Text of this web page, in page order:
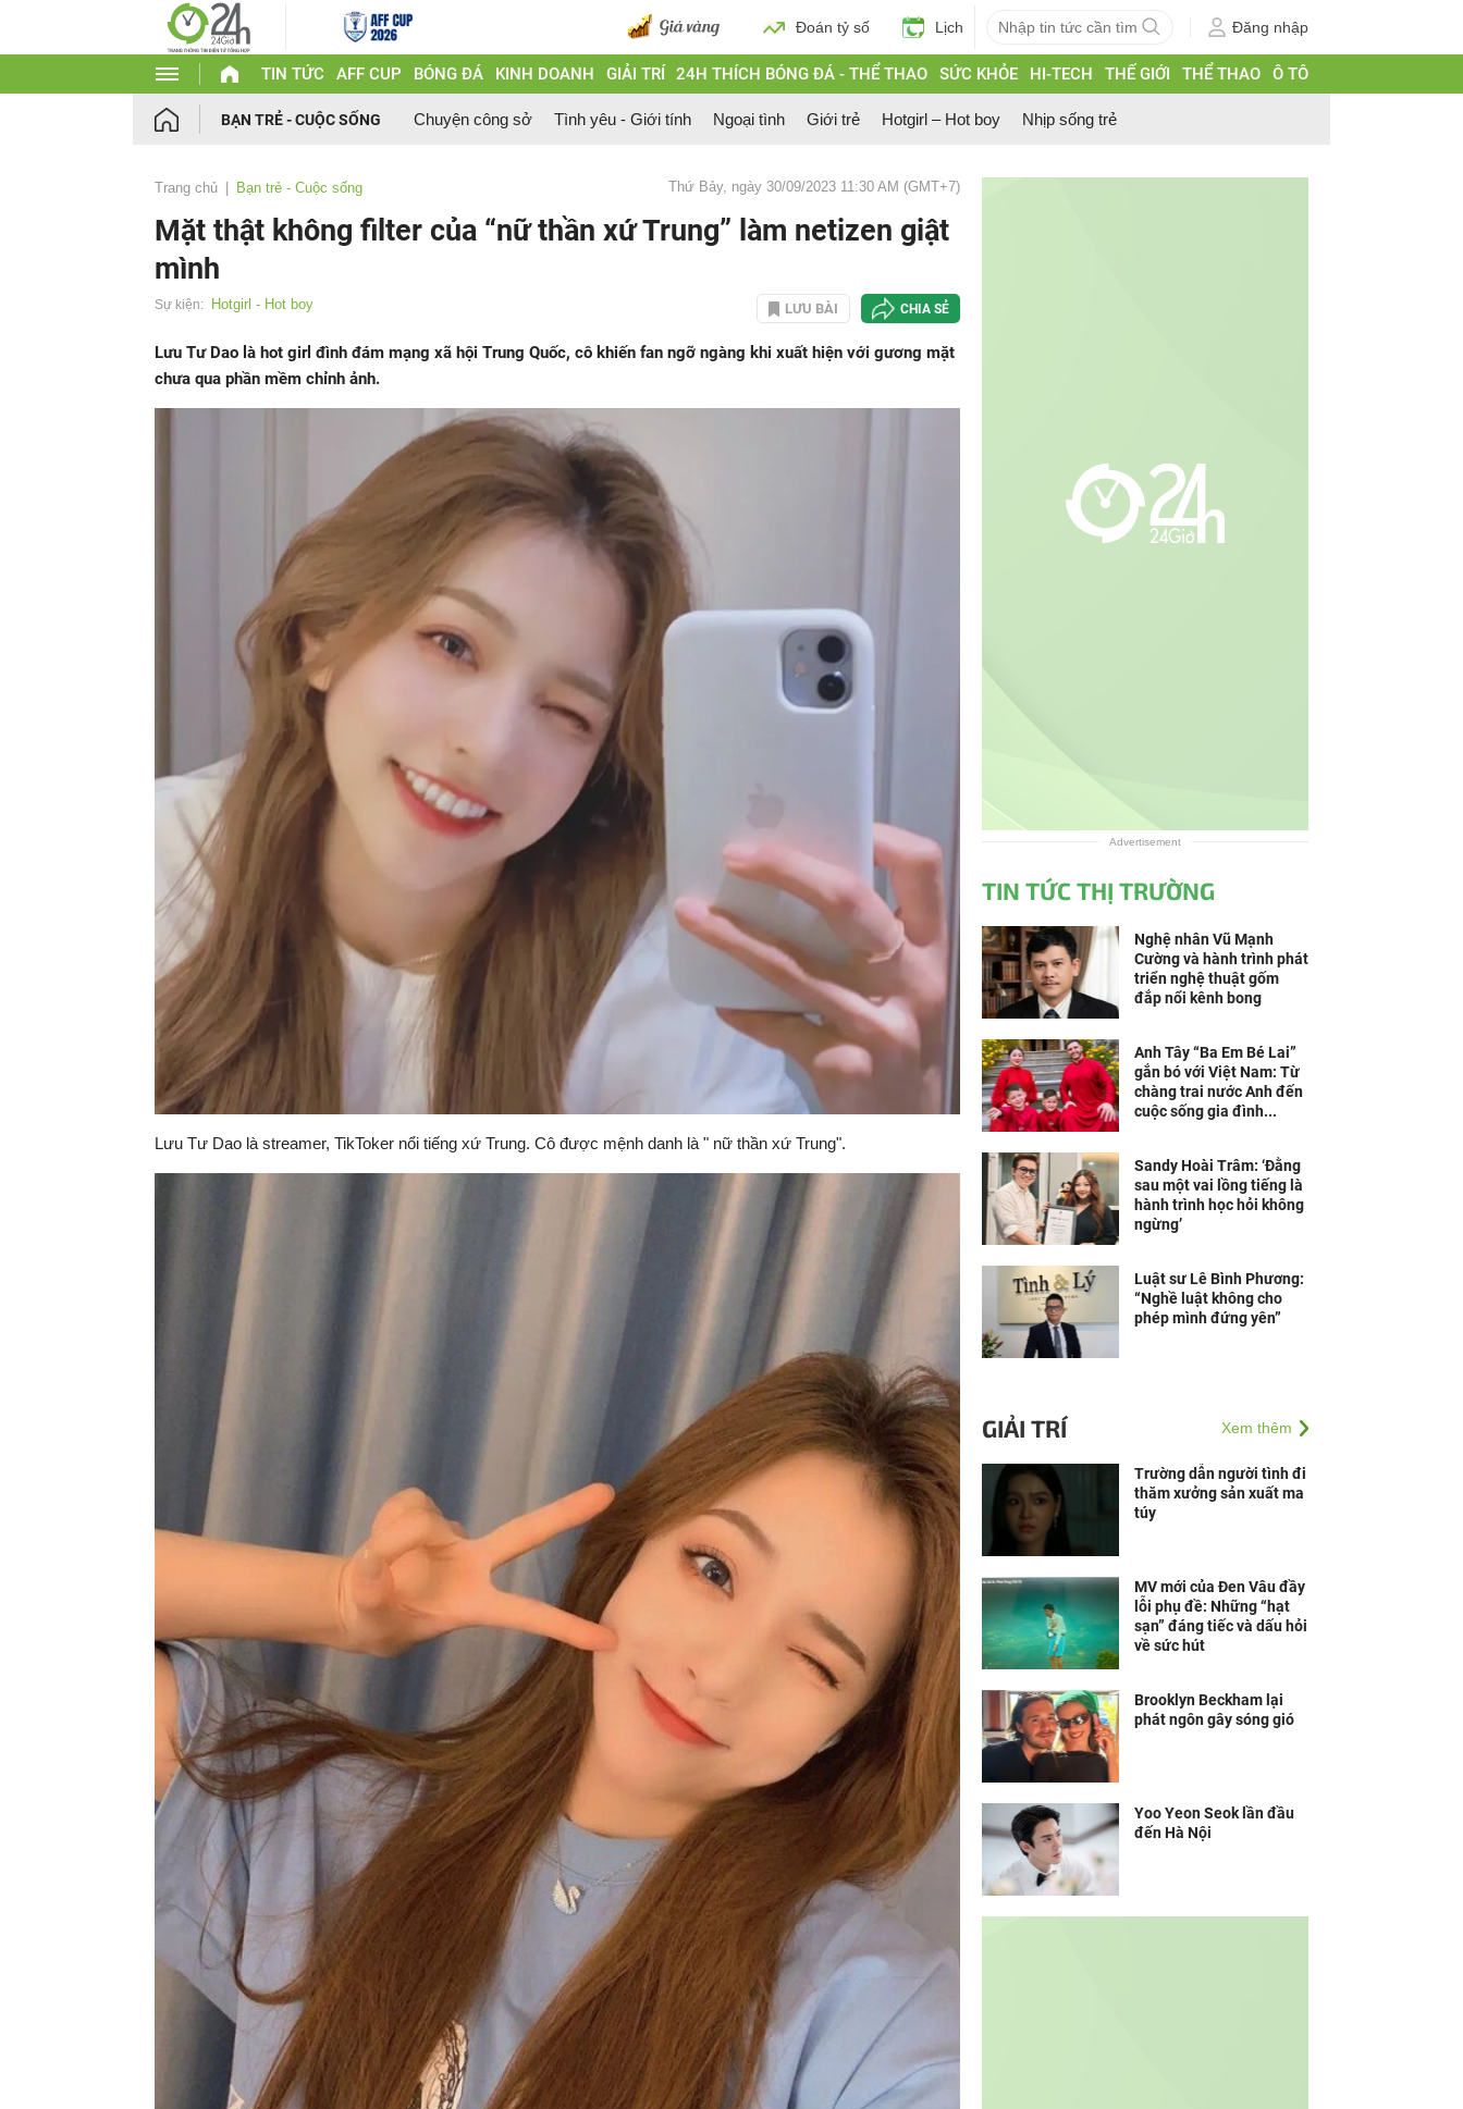
Đoán tỷ số Lịch Đăng nhập
TIN TỨC AFF CUP BÓNG ĐÁ KINH DOANH GIẢI TRÍ 24H THÍCH BÓNG ĐÁ - THỂ THAO SỨC KHỎE HI-TECH THẾ GIỚI THỂ THAO Ô TÔ
BẠN TRẺ - CUỘC SỐNG Chuyện công sở Tình yêu - Giới tính Ngoại tình Giới trẻ Hotgirl – Hot boy Nhịp sống trẻ
Trang chủ Bạn trẻ - Cuộc sống Thứ Bảy, ngày 30/09/2023 11:30 AM (GMT+7)
Mặt thật không filter của “nữ thần xứ Trung” làm netizen giật
mình
Sự kiện: Hotgirl - Hot boy LƯU BÀI CHIA SẺ
Lưu Tư Dao là hot girl đình đám mạng xã hội Trung Quốc, cô khiến fan ngỡ ngàng khi xuất hiện với gương mặt
chưa qua phần mềm chỉnh ảnh.
Lưu Tư Dao là streamer, TikToker nổi tiếng xứ Trung. Cô được mệnh danh là " nữ thần xứ Trung".
Advertisement
TIN TỨC THỊ TRƯỜNG
Nghệ nhân Vũ Mạnh
Cường và hành trình phát
triển nghệ thuật gốm
đắp nổi kênh bong
Anh Tây “Ba Em Bé Lai”
gắn bó với Việt Nam: Từ
chàng trai nước Anh đến
cuộc sống gia đình...
Sandy Hoài Trâm: ‘Đằng
sau một vai lồng tiếng là
hành trình học hỏi không
ngừng’
Luật sư Lê Bình Phương:
“Nghề luật không cho
phép mình đứng yên”
GIẢI TRÍ Xem thêm
Trường dẫn người tình đi
thăm xưởng sản xuất ma
túy
MV mới của Đen Vâu đầy
lỗi phụ đề: Những “hạt
sạn” đáng tiếc và dấu hỏi
về sức hút
Brooklyn Beckham lại
phát ngôn gây sóng gió
Yoo Yeon Seok lần đầu
đến Hà Nội